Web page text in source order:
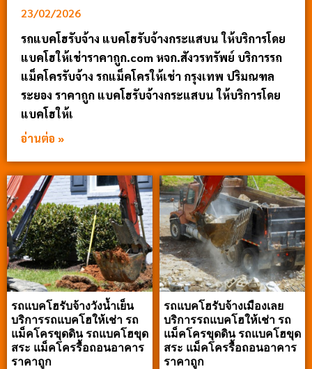
23/02/2026
รถแบคโฮรับจ้าง แบคโฮรับจ้างกระแสบน ให้บริการโดย
แบคโฮให้เช่าราคาถูก.com หจก.สังวรทรัพย์ บริการรถ
แม็คโครรับจ้าง รถแม็คโครให้เช่า กรุงเทพ ปริมณฑล
ระยอง ราคาถูก แบคโฮรับจ้างกระแสบน ให้บริการโดย
แบคโฮให้เ
อ่านต่อ »
รถแบคโฮรับจ้างวังน้ำเย็น
บริการรถแบคโฮให้เช่า รถ
แม็คโครขุดดิน รถแบคโฮขุด
สระ แม็คโครรื้อถอนอาคาร
ราคาถูก
รถแบคโฮรับจ้างเมืองเลย
บริการรถแบคโฮให้เช่า รถ
แม็คโครขุดดิน รถแบคโฮขุด
สระ แม็คโครรื้อถอนอาคาร
ราคาถูก